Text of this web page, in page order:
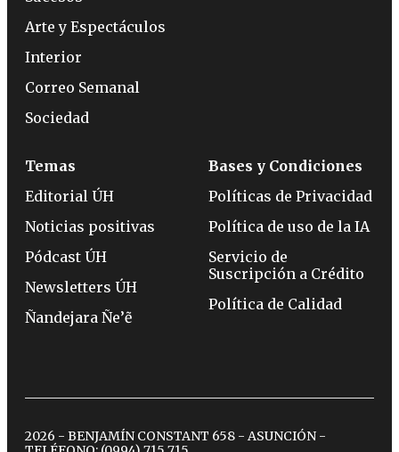
Arte y Espectáculos
Interior
Correo Semanal
Sociedad
Temas
Editorial ÚH
Noticias positivas
Pódcast ÚH
Newsletters ÚH
Ñandejara Ñe’ẽ
Bases y Condiciones
Políticas de Privacidad
Política de uso de la IA
Servicio de
Suscripción a Crédito
Política de Calidad
2026 - BENJAMÍN CONSTANT 658 - ASUNCIÓN -